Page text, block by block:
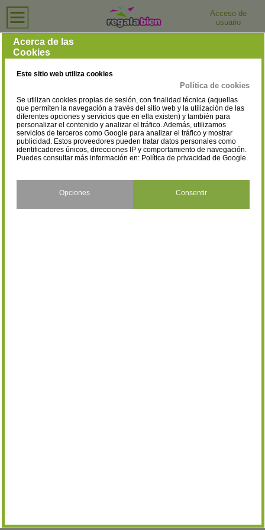
Acceso de
usuario
Tiendas de Bolsos en Baleares
Selecciona la localidad
Inicio › Tiendas de Bolsos
Palma de Mallorca
Acerca de las
Cookies
Este sitio web utiliza cookies
Política de cookies
Se utilizan cookies propias de sesión, con finalidad técnica (aquellas
que permiten la navegación a través del sitio web y la utilización de las
diferentes opciones y servicios que en ella existen) y también para
personalizar el contenido y analizar el tráfico. Además, utilizamos
servicios de terceros como Google para analizar el tráfico y mostrar
publicidad. Estos proveedores pueden tratar datos personales como
identificadores únicos, direcciones IP y comportamiento de navegación.
Puedes consultar más información en: Política de privacidad de Google.
Opciones Consentir